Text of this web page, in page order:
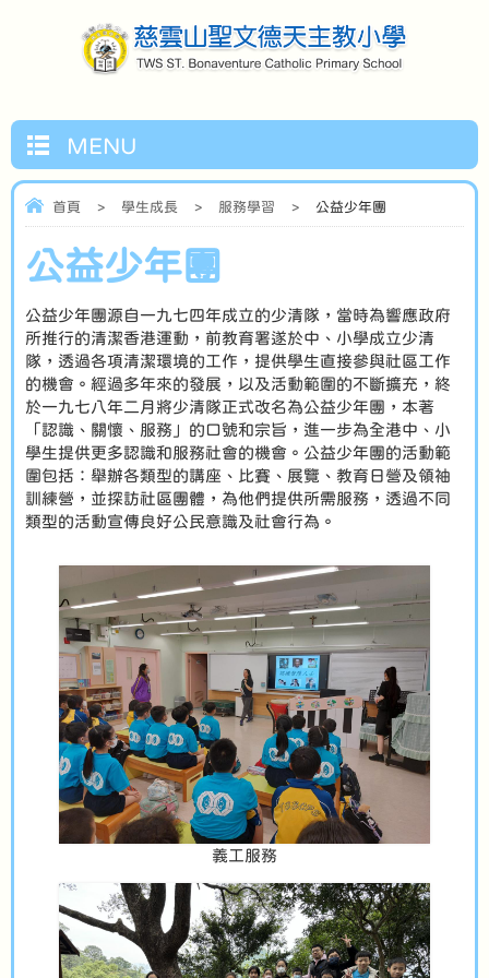
MENU
首頁 > 學生成長 > 服務學習 > 公益少年團
公益少年團
公益少年團源自一九七四年成立的少清隊，當時為響應政府
所推行的清潔香港運動，前教育署遂於中、小學成立少清
隊，透過各項清潔環境的工作，提供學生直接參與社區工作
的機會。經過多年來的發展，以及活動範圍的不斷擴充，終
於一九七八年二月將少清隊正式改名為公益少年團，本著
「認識、關懷、服務」的口號和宗旨，進一步為全港中、小
學生提供更多認識和服務社會的機會。公益少年團的活動範
圍包括：舉辦各類型的講座、比賽、展覽、教育日營及領袖
訓練營，並探訪社區團體，為他們提供所需服務，透過不同
類型的活動宣傳良好公民意識及社會行為。
義工服務